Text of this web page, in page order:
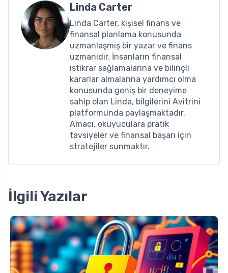
Linda Carter
Linda Carter, kişisel finans ve
finansal planlama konusunda
uzmanlaşmış bir yazar ve finans
uzmanıdır. İnsanların finansal
istikrar sağlamalarına ve bilinçli
kararlar almalarına yardımcı olma
konusunda geniş bir deneyime
sahip olan Linda, bilgilerini Avitrini
platformunda paylaşmaktadır.
Amacı, okuyuculara pratik
tavsiyeler ve finansal başarı için
stratejiler sunmaktır.
İlgili Yazılar